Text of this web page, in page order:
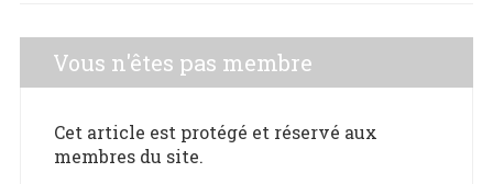
Vous n'êtes pas membre
Cet article est protégé et réservé aux
membres du site.